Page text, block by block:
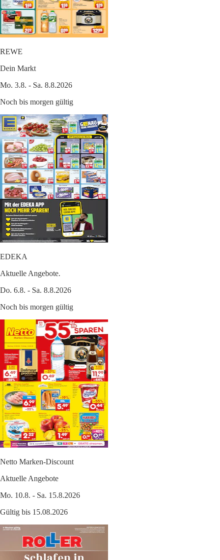
REWE
Dein Markt
Mo. 3.8. - Sa. 8.8.2026
Noch bis morgen gültig
EDEKA
Aktuelle Angebote.
Do. 6.8. - Sa. 8.8.2026
Noch bis morgen gültig
Netto Marken-Discount
Aktuelle Angebote
Mo. 10.8. - Sa. 15.8.2026
Gültig bis 15.08.2026